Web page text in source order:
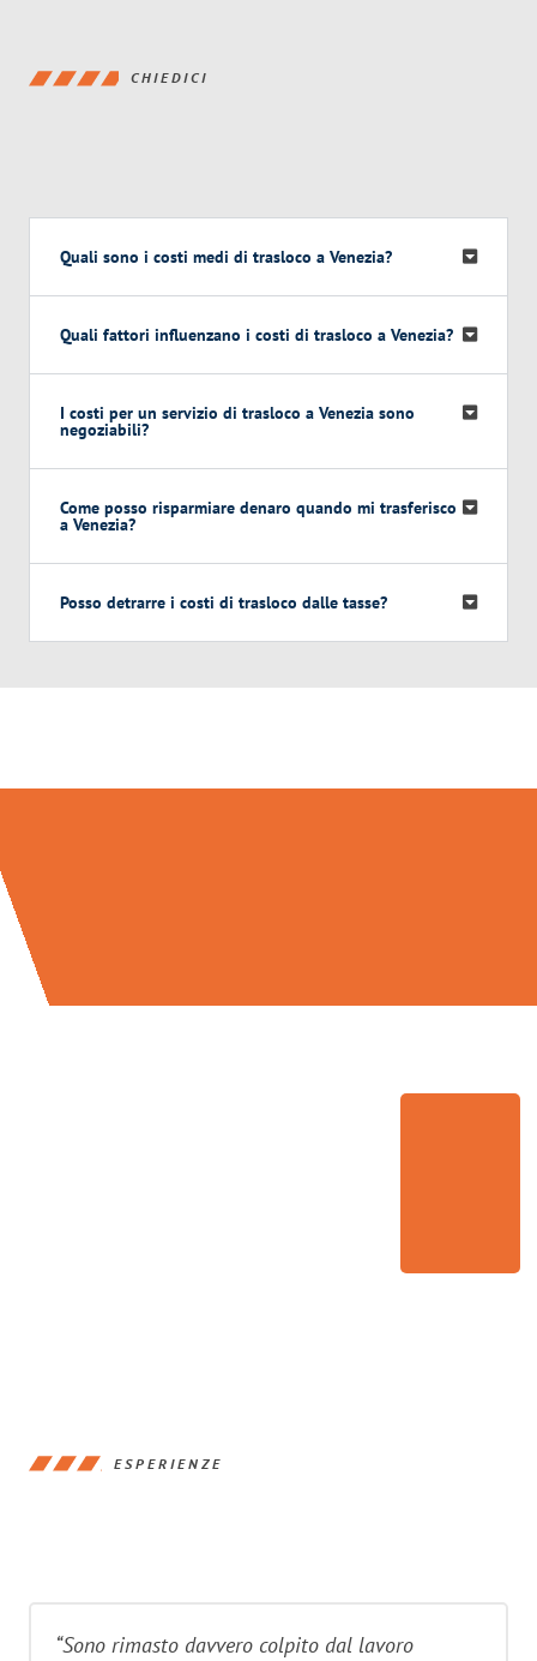
CHIEDICI
Quali sono i costi medi di trasloco a Venezia?
Quali fattori influenzano i costi di trasloco a Venezia?
I costi per un servizio di trasloco a Venezia sono
negoziabili?
Come posso risparmiare denaro quando mi trasferisco
a Venezia?
Posso detrarre i costi di trasloco dalle tasse?
ESPERIENZE
“Sono rimasto davvero colpito dal lavoro